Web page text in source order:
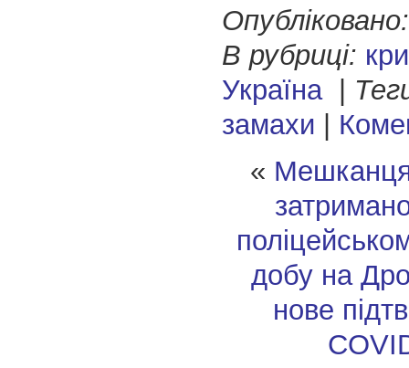
Опубліковано:
В рубриці:
Україна|
замахи
«
добу на
нове